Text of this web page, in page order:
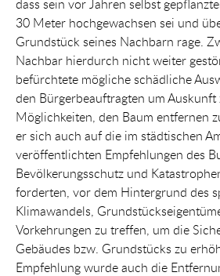
dass sein vor Jahren selbst
30 Meter hochgewachsen sei und
Grundstück seines Nachbarn rage.
Nachbar hierdurch nicht weiter
befürchtete mögliche schädliche
den Bürgerbeauftragten um Auskunft
Möglichkeiten, den Baum entfernen
er sich auch auf die im städtischen
veröffentlichten Empfehlungen des
Bevölkerungsschutz und
forderten, vor dem Hintergrund des
Klimawandels,
Vorkehrungen zu treffen, um die
Gebäudes bzw. Grundstücks zu
Empfehlung wurde auch die